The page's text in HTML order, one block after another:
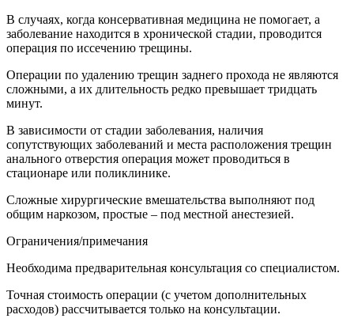
В случаях, когда консервативная медицина не помогает, а
заболевание находится в хронической стадии, проводится
операция по иссечению трещины.
Операции по удалению трещин заднего прохода не являются
сложными, а их длительность редко превышает тридцать
минут.
В зависимости от стадии заболевания, наличия
сопутствующих заболеваний и места расположения трещин
анального отверстия операция может проводиться в
стационаре или поликлинике.
Сложные хирургические вмешательства выполняют под
общим наркозом, простые – под местной анестезией.
Ограничения/примечания
Необходима предварительная консультация со специалистом.
Точная стоимость операции (с учетом дополнительных
расходов) рассчитывается только на консультации.